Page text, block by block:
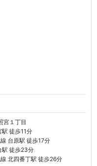
宮１丁目
徒歩11分
台原駅 徒歩17分
駅 徒歩23分
北四番丁駅 徒歩26分